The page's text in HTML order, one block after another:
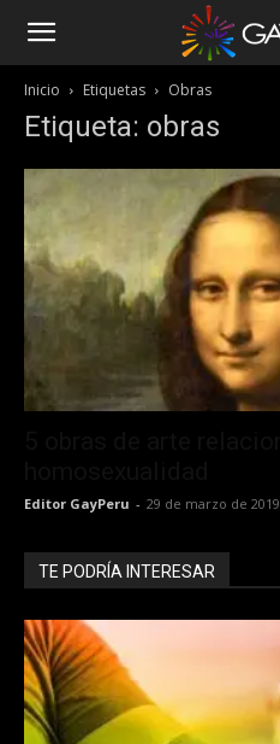
Inicio Etiquetas Obras
Etiqueta: obras
Editor GayPeru - 29 de marzo de 2019
TE PODRÍA INTERESAR